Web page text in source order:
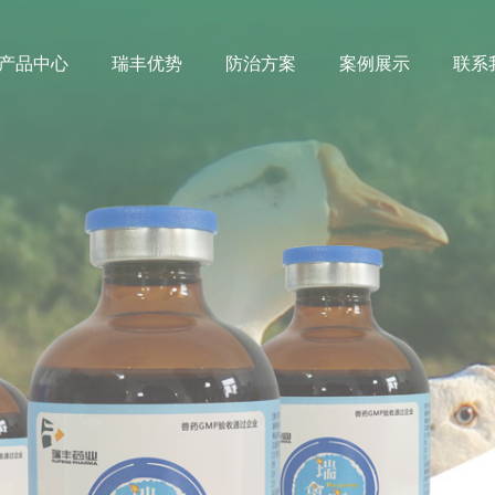
品中心 瑞丰优势 防治方案 案例展示 联系